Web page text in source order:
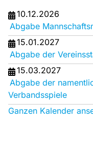
10.12.2026
Abgabe
15.01.2027
Abgabe der
15.03.2027
Abgabe der
Verbandsspiele
Ganzen Kalender